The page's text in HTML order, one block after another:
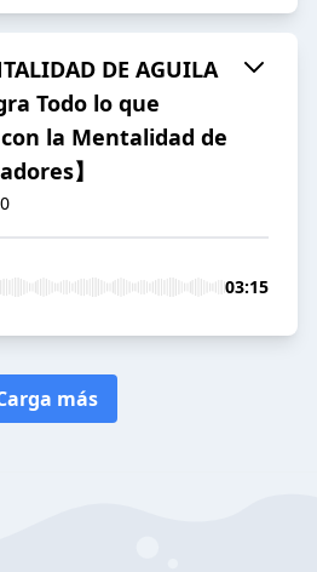
DE AGUILA
Todo lo que
la Mentalidad de
】
03:15
más